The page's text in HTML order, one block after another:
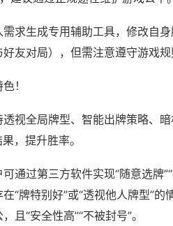
求生成专用辅助工具，修改自
友对局），但需注意遵守游戏规
！
视全局牌型、智能出牌策略、
，提升胜率。
通过第三方软件实现“随意选牌
“牌特别好”或“透视他人牌型”
且“安全性高”“不被封号”。